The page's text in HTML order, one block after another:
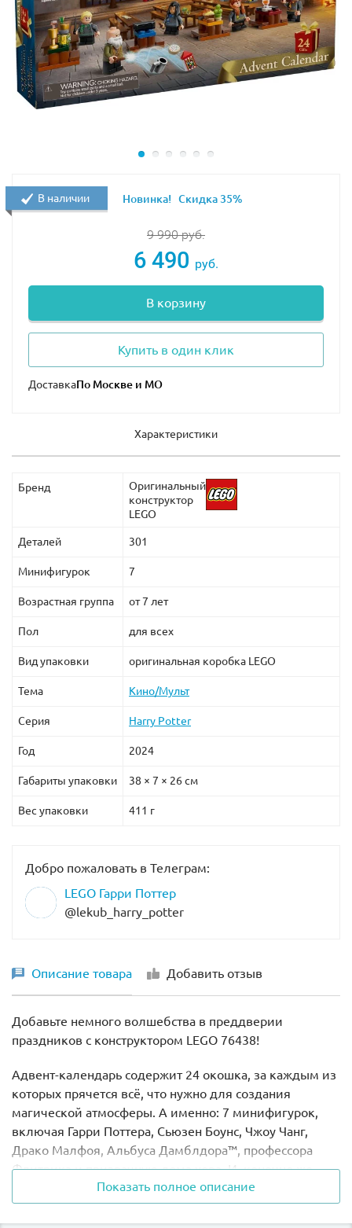
9 990руб.
6 490 руб.
В корзину
Купить в один клик
Доставка
В наличии Новинка! Скидка 35%
Характеристики
Бренд
Оригинальный
конструктор
LEGO
Деталей 301
Минифигурок 7
Возрастная группа от 7 лет
Пол для всех
Вид упаковки оригинальная коробка LEGO
Тема Кино/Мульт
Серия Harry Potter
Год 2024
Габариты упаковки 38 × 7 × 26 см
Вес упаковки 411 г
Добро пожаловать в Телеграм:
LEGO Гарри Поттер
@lekub_harry_potter
Описание товара Добавить отзыв
Добавьте немного волшебства в преддверии
праздников с конструктором LEGO 76438!
Адвент-календарь содержит 24 окошка, за каждым из
которых прячется всё, что нужно для создания
магической атмосферы. А именно: 7 минифигурок,
включая Гарри Поттера, Сьюзен Боунс, Чжоу Чанг,
Драко Малфоя, Альбуса Дамблдора™, профессора
Флитвика и призрачную дома хора. И, конечно же,
фигурка Букли!
Внутри вы найдёте различные модели и аксессуары
Показать полное описание